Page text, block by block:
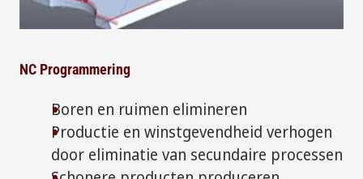
NC Programmering
Boren en ruimen elimineren
Productie en winstgevendheid verhogen
door eliminatie van secundaire processen